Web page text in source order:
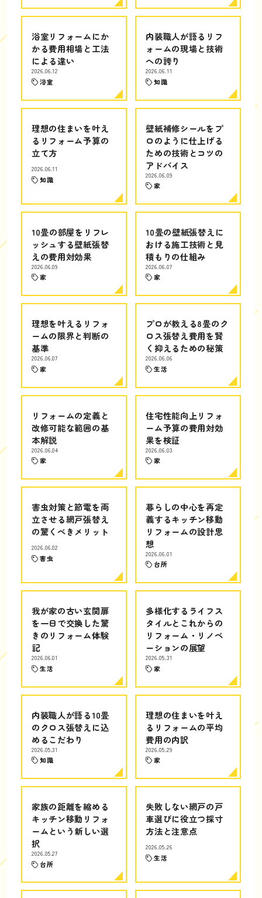
浴室リフォームにか
かる費用相場と工法
による違い
2026.06.12
浴室
内装職人が語るリフ
ォームの現場と技術
への誇り
2026.06.11
知識
理想の住まいを叶え
るリフォーム予算の
立て方
2026.06.11
知識
壁紙補修シールをプ
ロのように仕上げる
ための技術とコツの
アドバイス
2026.06.09
家
10畳の部屋をリフレ
ッシュする壁紙張替
えの費用対効果
2026.06.09
家
10畳の壁紙張替えに
おける施工技術と見
積もりの仕組み
2026.06.07
家
理想を叶えるリフォ
ームの限界と判断の
基準
2026.06.07
家
プロが教える8畳のク
ロス張替え費用を賢
く抑えるための秘策
2026.06.06
生活
リフォームの定義と
改修可能な範囲の基
本解説
2026.06.04
家
住宅性能向上リフォ
ーム予算の費用対効
果を検証
2026.06.03
家
害虫対策と節電を両
立させる網戸張替え
の驚くべきメリット
2026.06.02
害虫
暮らしの中心を再定
義するキッチン移動
リフォームの設計思
想
2026.06.01
台所
我が家の古い玄関扉
を一日で交換した驚
きのリフォーム体験
記
2026.06.01
生活
多様化するライフス
タイルとこれからの
リフォーム・リノベ
ーションの展望
2026.05.31
家
内装職人が語る10畳
のクロス張替えに込
めるこだわり
2026.05.31
知識
理想の住まいを叶え
るリフォームの平均
費用の内訳
2026.05.29
家
家族の距離を縮める
キッチン移動リフォ
ームという新しい選
択
2026.05.27
台所
失敗しない網戸の戸
車選びに役立つ採寸
方法と注意点
2026.05.26
生活